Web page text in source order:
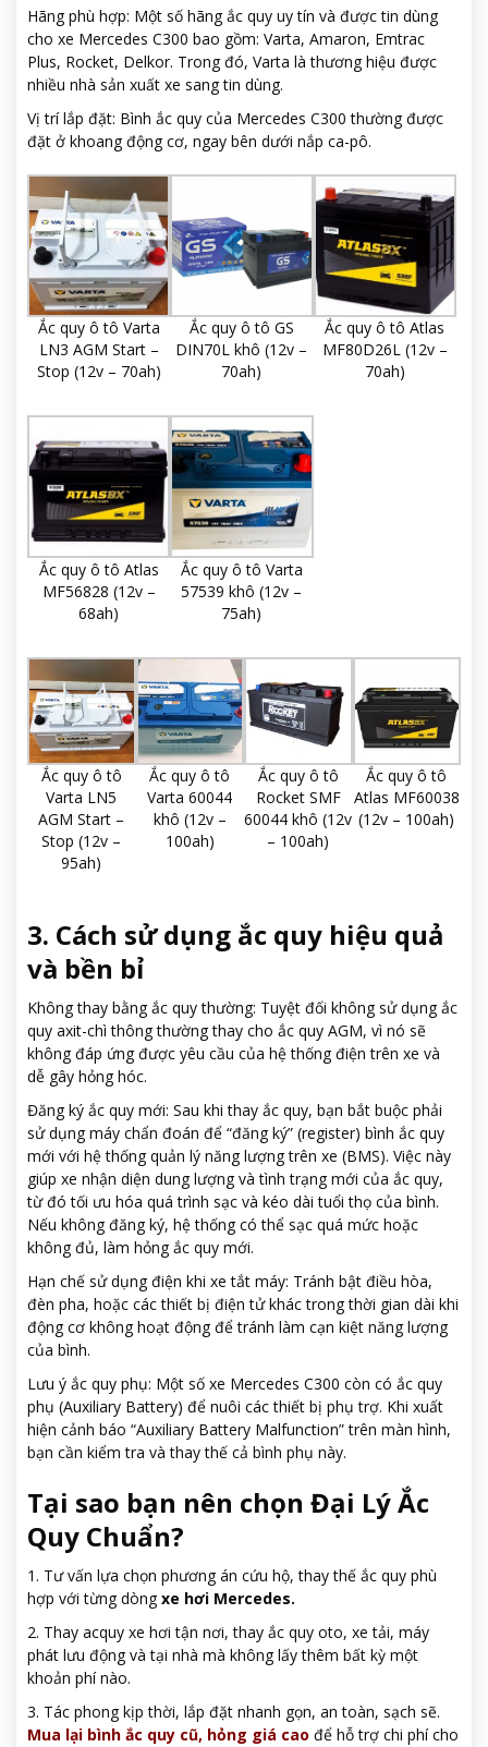
Hãng phù hợp: Một số hãng ắc quy uy tín và được tin dùng
cho xe Mercedes C300 bao gồm: Varta, Amaron, Emtrac
Plus, Rocket, Delkor. Trong đó, Varta là thương hiệu được
nhiều nhà sản xuất xe sang tin dùng.
Vị trí lắp đặt: Bình ắc quy của Mercedes C300 thường được
đặt ở khoang động cơ, ngay bên dưới nắp ca-pô.
Ắc quy ô tô Varta
LN3 AGM Start –
Stop (12v – 70ah)
Ắc quy ô tô GS
DIN70L khô (12v –
70ah)
Ắc quy ô tô Atlas
MF80D26L (12v –
70ah)
Ắc quy ô tô Atlas
MF56828 (12v –
68ah)
Ắc quy ô tô Varta
57539 khô (12v –
75ah)
Ắc quy ô tô
Varta LN5
AGM Start –
Stop (12v –
95ah)
Ắc quy ô tô
Varta 60044
khô (12v –
100ah)
Ắc quy ô tô
Rocket SMF
60044 khô (12v
– 100ah)
Ắc quy ô tô
Atlas MF60038
(12v – 100ah)
3. Cách sử dụng ắc quy hiệu quả
và bền bỉ
Không thay bằng ắc quy thường: Tuyệt đối không sử dụng ắc
quy axit-chì thông thường thay cho ắc quy AGM, vì nó sẽ
không đáp ứng được yêu cầu của hệ thống điện trên xe và
dễ gây hỏng hóc.
Đăng ký ắc quy mới: Sau khi thay ắc quy, bạn bắt buộc phải
sử dụng máy chẩn đoán để “đăng ký” (register) bình ắc quy
mới với hệ thống quản lý năng lượng trên xe (BMS). Việc này
giúp xe nhận diện dung lượng và tình trạng mới của ắc quy,
từ đó tối ưu hóa quá trình sạc và kéo dài tuổi thọ của bình.
Nếu không đăng ký, hệ thống có thể sạc quá mức hoặc
không đủ, làm hỏng ắc quy mới.
Hạn chế sử dụng điện khi xe tắt máy: Tránh bật điều hòa,
đèn pha, hoặc các thiết bị điện tử khác trong thời gian dài khi
động cơ không hoạt động để tránh làm cạn kiệt năng lượng
của bình.
Lưu ý ắc quy phụ: Một số xe Mercedes C300 còn có ắc quy
phụ (Auxiliary Battery) để nuôi các thiết bị phụ trợ. Khi xuất
hiện cảnh báo “Auxiliary Battery Malfunction” trên màn hình,
bạn cần kiểm tra và thay thế cả bình phụ này.
Tại sao bạn nên chọn Đại Lý Ắc
Quy Chuẩn?
1. Tư vấn lựa chọn phương án cứu hộ, thay thế ắc quy phù
hợp với từng dòng xe hơi Mercedes.
2. Thay acquy xe hơi tận nơi, thay ắc quy oto, xe tải, máy
phát lưu động và tại nhà mà không lấy thêm bất kỳ một
khoản phí nào.
3. Tác phong kịp thời, lắp đặt nhanh gọn, an toàn, sạch sẽ.
Mua lại bình ắc quy cũ, hỏng giá cao để hỗ trợ chi phí cho